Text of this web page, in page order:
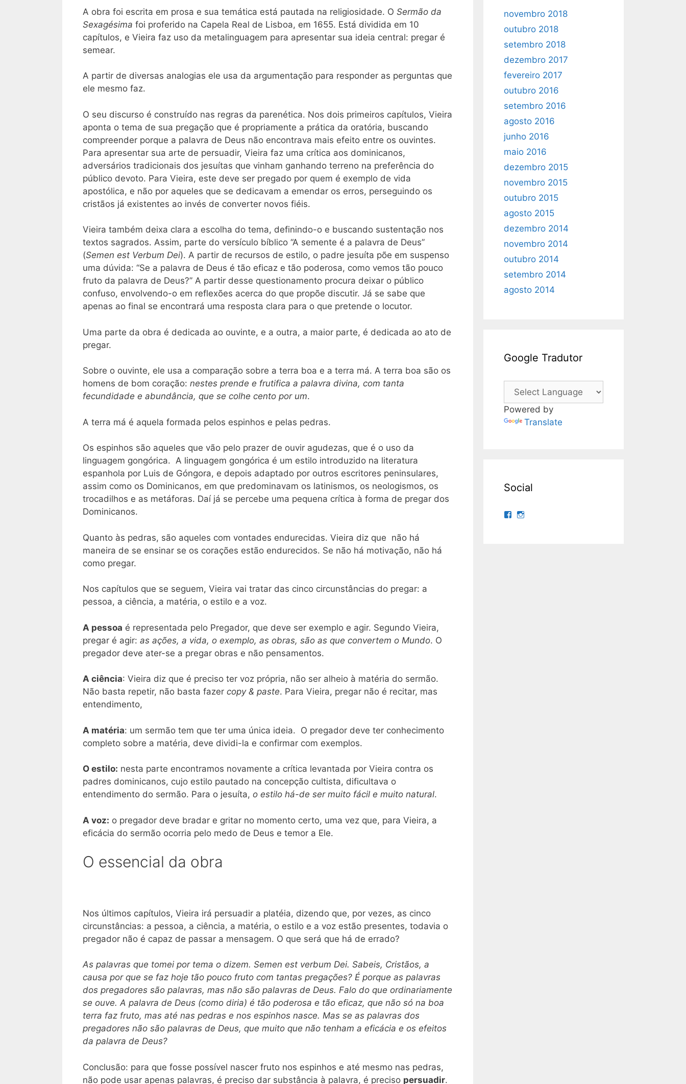
A obra foi escrita em prosa e sua temática está pautada na religiosidade. O Sermão da
Sexagésima foi proferido na Capela Real de Lisboa, em 1655. Está dividida em 10
capítulos, e Vieira faz uso da metalinguagem para apresentar sua ideia central: pregar é
semear.
A partir de diversas analogias ele usa da argumentação para responder as perguntas que
ele mesmo faz.
O seu discurso é construído nas regras da parenética. Nos dois primeiros capítulos, Vieira
aponta o tema de sua pregação que é propriamente a prática da oratória, buscando
compreender porque a palavra de Deus não encontrava mais efeito entre os ouvintes.
Para apresentar sua arte de persuadir, Vieira faz uma crítica aos dominicanos,
adversários tradicionais dos jesuítas que vinham ganhando terreno na preferência do
público devoto. Para Vieira, este deve ser pregado por quem é exemplo de vida
apostólica, e não por aqueles que se dedicavam a emendar os erros, perseguindo os
cristãos já existentes ao invés de converter novos fiéis.
Vieira também deixa clara a escolha do tema, definindo-o e buscando sustentação nos
textos sagrados. Assim, parte do versículo bíblico “A semente é a palavra de Deus”
(Semen est Verbum Dei). A partir de recursos de estilo, o padre jesuíta põe em suspenso
uma dúvida: “Se a palavra de Deus é tão eficaz e tão poderosa, como vemos tão pouco
fruto da palavra de Deus?” A partir desse questionamento procura deixar o público
confuso, envolvendo-o em reflexões acerca do que propõe discutir. Já se sabe que
apenas ao final se encontrará uma resposta clara para o que pretende o locutor.
Uma parte da obra é dedicada ao ouvinte, e a outra, a maior parte, é dedicada ao ato de
pregar.
Sobre o ouvinte, ele usa a comparação sobre a terra boa e a terra má. A terra boa são os
homens de bom coração: nestes prende e frutifica a palavra divina, com tanta
fecundidade e abundância, que se colhe cento por um.
A terra má é aquela formada pelos espinhos e pelas pedras.
Os espinhos são aqueles que vão pelo prazer de ouvir agudezas, que é o uso da
linguagem gongórica. A linguagem gongórica é um estilo introduzido na literatura
espanhola por Luis de Góngora, e depois adaptado por outros escritores peninsulares,
assim como os Dominicanos, em que predominavam os latinismos, os neologismos, os
trocadilhos e as metáforas. Daí já se percebe uma pequena crítica à forma de pregar dos
Dominicanos.
Quanto às pedras, são aqueles com vontades endurecidas. Vieira diz que não há
maneira de se ensinar se os corações estão endurecidos. Se não há motivação, não há
como pregar.
Nos capítulos que se seguem, Vieira vai tratar das cinco circunstâncias do pregar: a
pessoa, a ciência, a matéria, o estilo e a voz.
A pessoa é representada pelo Pregador, que deve ser exemplo e agir. Segundo Vieira,
pregar é agir: as ações, a vida, o exemplo, as obras, são as que convertem o Mundo. O
pregador deve ater-se a pregar obras e não pensamentos.
A ciência: Vieira diz que é preciso ter voz própria, não ser alheio à matéria do sermão.
Não basta repetir, não basta fazer copy & paste. Para Vieira, pregar não é recitar, mas
entendimento,
A matéria: um sermão tem que ter uma única ideia. O pregador deve ter conhecimento
completo sobre a matéria, deve dividi-la e confirmar com exemplos.
O estilo: nesta parte encontramos novamente a crítica levantada por Vieira contra os
padres dominicanos, cujo estilo pautado na concepção cultista, dificultava o
entendimento do sermão. Para o jesuíta, o estilo há-de ser muito fácil e muito natural.
A voz: o pregador deve bradar e gritar no momento certo, uma vez que, para Vieira, a
eficácia do sermão ocorria pelo medo de Deus e temor a Ele.
O essencial da obra
Nos últimos capítulos, Vieira irá persuadir a platéia, dizendo que, por vezes, as cinco
circunstâncias: a pessoa, a ciência, a matéria, o estilo e a voz estão presentes, todavia o
pregador não é capaz de passar a mensagem. O que será que há de errado?
As palavras que tomei por tema o dizem. Semen est verbum Dei. Sabeis, Cristãos, a
causa por que se faz hoje tão pouco fruto com tantas pregações? É porque as palavras
dos pregadores são palavras, mas não são palavras de Deus. Falo do que ordinariamente
se ouve. A palavra de Deus (como diria) é tão poderosa e tão eficaz, que não só na boa
terra faz fruto, mas até nas pedras e nos espinhos nasce. Mas se as palavras dos
pregadores não são palavras de Deus, que muito que não tenham a eficácia e os efeitos
da palavra de Deus?
Conclusão: para que fosse possível nascer fruto nos espinhos e até mesmo nas pedras,
não pode usar apenas palavras, é preciso dar substância à palavra, é preciso persuadir.
novembro 2018
outubro 2018
setembro 2018
dezembro 2017
fevereiro 2017
outubro 2016
setembro 2016
agosto 2016
junho 2016
maio 2016
dezembro 2015
novembro 2015
outubro 2015
agosto 2015
dezembro 2014
novembro 2014
outubro 2014
setembro 2014
agosto 2014
Google Tradutor
Powered by
Translate
Social
VerVer